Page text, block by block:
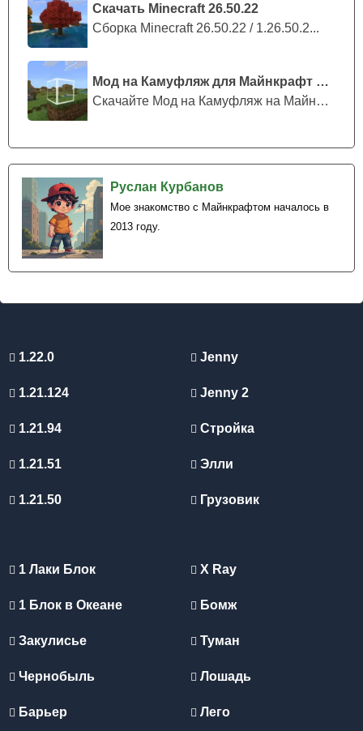
Скачать Minecraft 26.50.22
Сборка Minecraft 26.50.22 / 1.26.50.2...
Мод на Камуфляж для Майнкрафт ПЕ
Скачайте Мод на Камуфляж на Майнкрафт...
Руслан Курбанов
Мое знакомство с Майнкрафтом началось в
2013 году.
1.22.0
1.21.124
1.21.94
1.21.51
1.21.50
Jenny
Jenny 2
Стройка
Элли
Грузовик
1 Лаки Блок
1 Блок в Океане
Закулисье
Чернобыль
Барьер
X Ray
Бомж
Туман
Лошадь
Лего